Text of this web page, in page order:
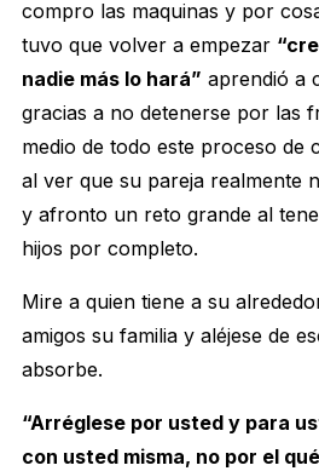
compro las maquinas y por
tuvo que volver a empezar
nadie más lo hará” aprendió a
gracias a no detenerse por las
medio de todo este proceso de
al ver que su pareja realmente
y afronto un reto grande al
hijos por completo.
Mire a quien tiene a su
amigos su familia y aléjese de
absorbe.
“Arréglese por usted y para
con usted misma, no por el